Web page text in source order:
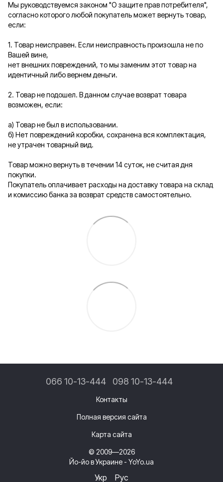
Мы руководствуемся законом "О защите прав потребителя",
согласно которого любой покупатель может вернуть товар,
если:
1. Товар неисправен. Если неисправность произошла не по
Вашей вине,
нет внешних повреждений, то мы заменим этот товар на
идентичный либо вернем деньги.
2. Товар не подошел. В данном случае возврат товара
возможен, если:
а) Товар не был в использовании.
б) Нет повреждений коробки, сохранена вся комплектация,
не утрачен товарный вид.
Товар можно вернуть в течении 14 суток, не считая дня
покупки.
Покупатель оплачивает расходы на доставку товара на склад
и комиссию банка за возврат средств самостоятельно.
066 10-13-444 098 10-13-444
Контакты
Полная версия сайта
Карта сайта
© 2009—2026
Йо-йо в Украине - YoYo.ua
Укр Рус